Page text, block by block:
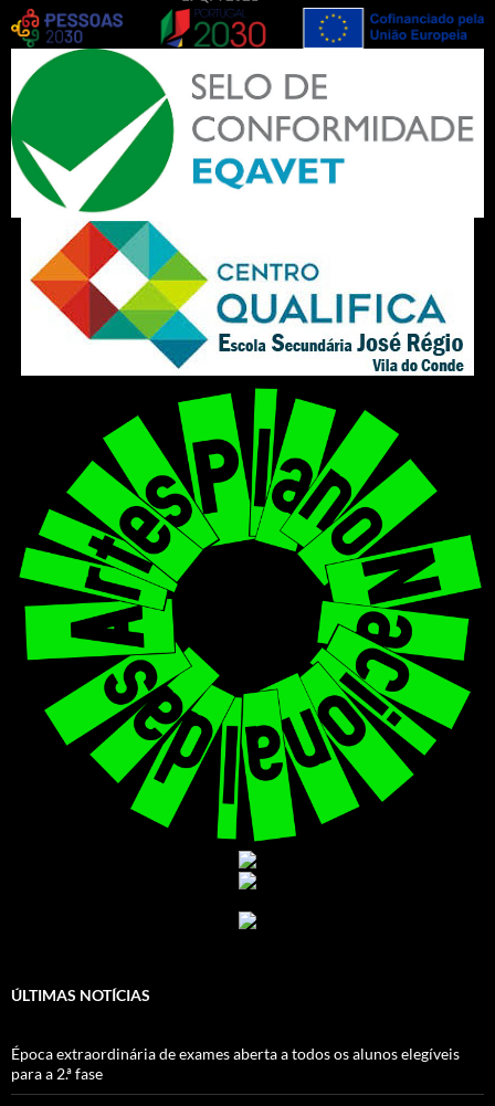
ÚLTIMAS NOTÍCIAS
Época extraordinária de exames aberta a todos os alunos elegíveis
para a 2.ª fase